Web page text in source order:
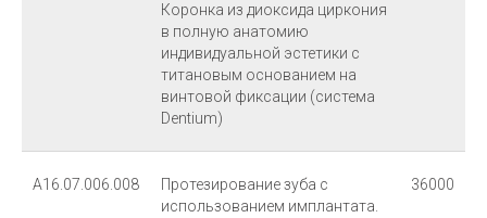
Коронка из диоксида циркония
в полную анатомию
индивидуальной эстетики с
титановым основанием на
винтовой фиксации (система
Dentium)
А16.07.006.008
Протезирование зуба с
использованием имплантата.
36000
Индивидуальное обучение
© 2026 Стоматология «Виктория». Все права защищены.